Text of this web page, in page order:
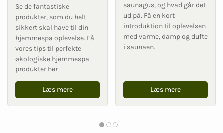
Se de fantastiske
produkter, som du helt
sikkert skal have til din
hjemmespa oplevelse. Få
vores tips til perfekte
økologiske hjemmespa
produkter her
Læs mere
saunagus, og hvad går det
ud på. Få en kort
introduktion til oplevelsen
med varme, damp og dufte
i saunaen.
Læs mere